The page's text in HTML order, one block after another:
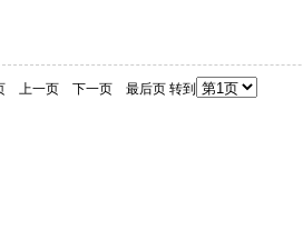
上一页 下一页 最后页 转到